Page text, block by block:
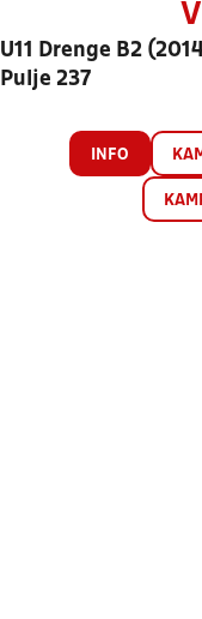
U11 Drenge B2
Pulje 237
INFO